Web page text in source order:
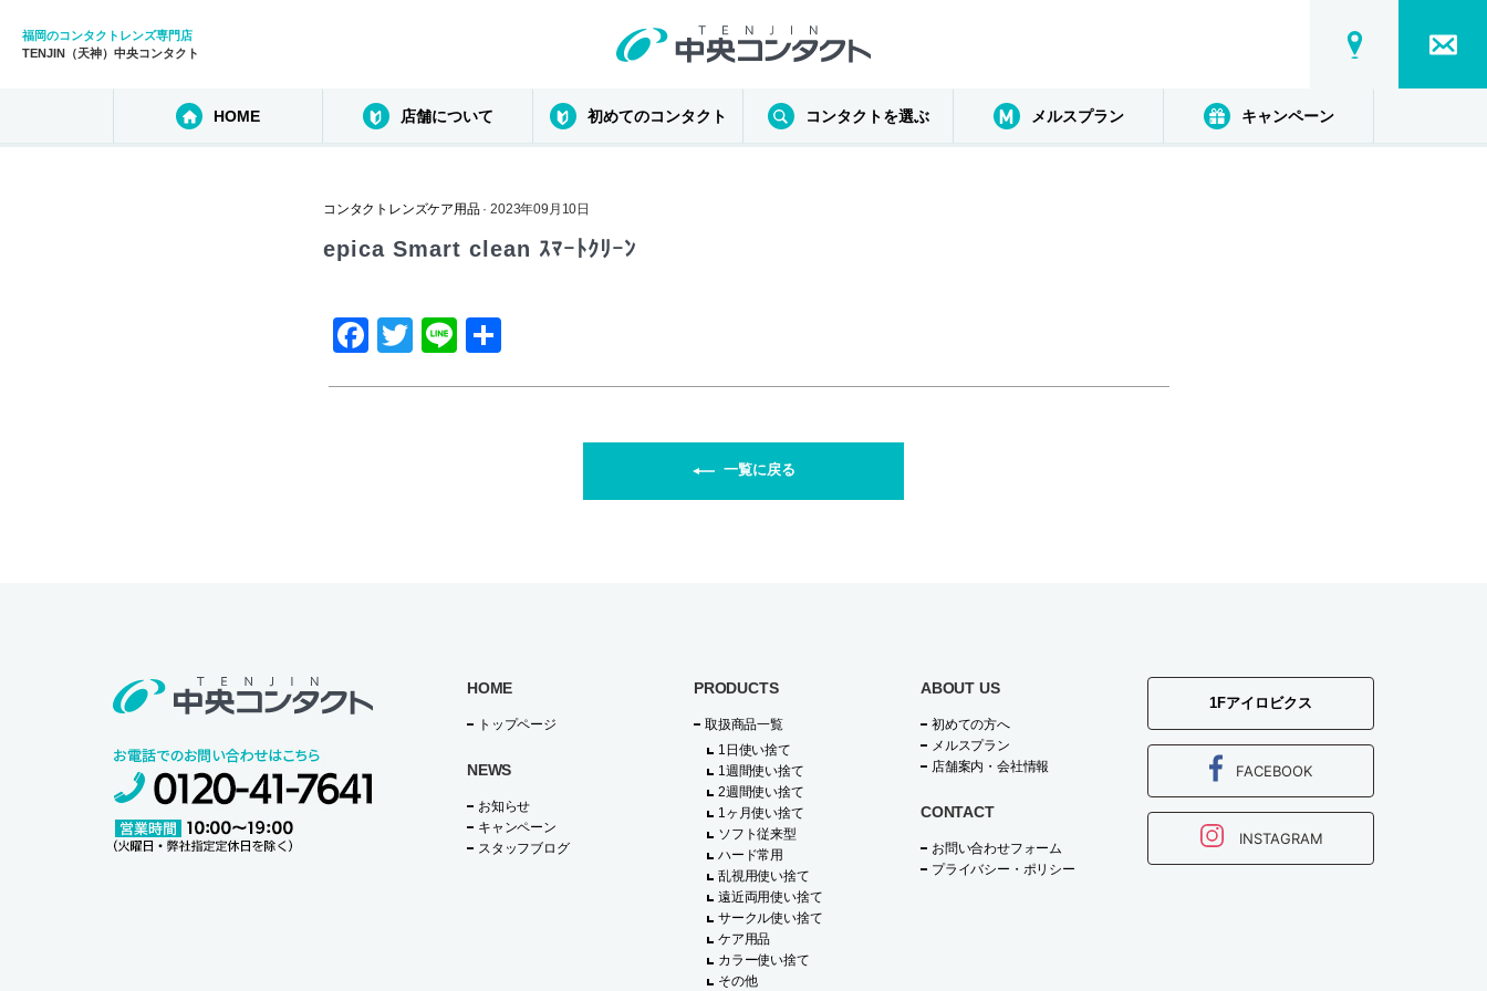
福岡のコンタクトレンズ専門店
TENJIN（天神）中央コンタクト
HOME 店舗について 初めてのコンタクト コンタクトを選ぶ メルスプラン キャンペーン
コンタクトレンズケア用品· 2023年09月10日
epica Smart clean ｽﾏｰﾄｸﾘｰﾝ
F
T
Li
一覧に戻る
HOME
トップページ
NEWS
お知らせ
キャンペーン
スタッフブログ
PRODUCTS
取扱商品一覧
1日使い捨て
1週間使い捨て
2週間使い捨て
1ヶ月使い捨て
ソフト従来型
ハード常用
乱視用使い捨て
遠近両用使い捨て
サークル使い捨て
ケア用品
カラー使い捨て
その他
ABOUT US
初めての方へ
メルスプラン
店舗案内・会社情報
CONTACT
お問い合わせフォーム
プライバシー・ポリシー
1Fアイロビクス
FACEBOOK
INSTAGRAM